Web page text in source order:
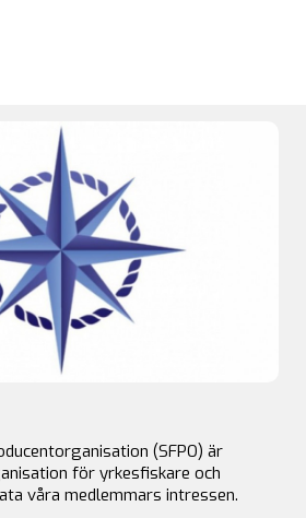
(SFPO) är
för yrkesfiskare och
våra medlemmars intressen.